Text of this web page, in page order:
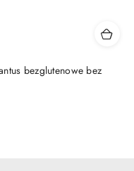
bezglutenowe bez